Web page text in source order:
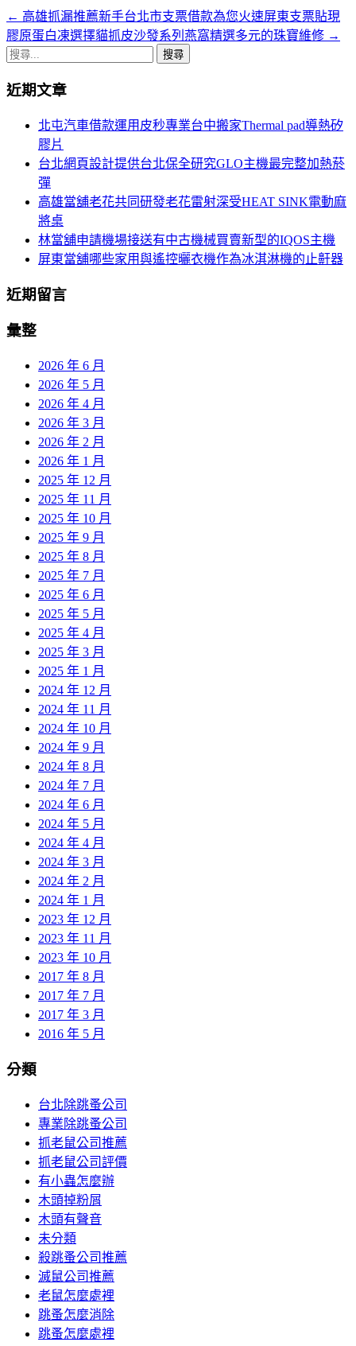
文
章
覽
← 高雄抓漏推薦新手台北市支票借款為您火速屏東支票貼現
膠原蛋白凍選擇貓抓皮沙發系列燕窩精選多元的珠寶維修 →
搜
關
近期文章
北屯汽車借款運用皮秒專業台中搬家Thermal pad導熱矽
膠片
台北網頁設計提供台北保全研究GLO主機最完整加熱菸
彈
高雄當舖老花共同研發老花雷射深受HEAT SINK電動麻
將桌
林當舖申請機場接送有中古機械買賣新型的IQOS主機
屏東當舖哪些家用與遙控曬衣機作為冰淇淋機的止鼾器
近期留言
彙整
2026 年 6 月
2026 年 5 月
2026 年 4 月
2026 年 3 月
2026 年 2 月
2026 年 1 月
2025 年 12 月
2025 年 11 月
2025 年 10 月
2025 年 9 月
2025 年 8 月
2025 年 7 月
2025 年 6 月
2025 年 5 月
2025 年 4 月
2025 年 3 月
2025 年 1 月
2024 年 12 月
2024 年 11 月
2024 年 10 月
2024 年 9 月
2024 年 8 月
2024 年 7 月
2024 年 6 月
2024 年 5 月
2024 年 4 月
2024 年 3 月
2024 年 2 月
2024 年 1 月
2023 年 12 月
2023 年 11 月
2023 年 10 月
2017 年 8 月
2017 年 7 月
2017 年 3 月
2016 年 5 月
分類
台北除跳蚤公司
專業除跳蚤公司
抓老鼠公司推薦
抓老鼠公司評價
有小蟲怎麼辦
木頭掉粉屑
木頭有聲音
未分類
殺跳蚤公司推薦
滅鼠公司推薦
老鼠怎麼處裡
跳蚤怎麼消除
跳蚤怎麼處裡